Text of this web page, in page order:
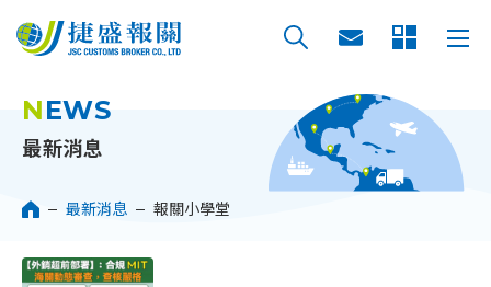
NEWS
最新消息
最新消息 報關小學堂